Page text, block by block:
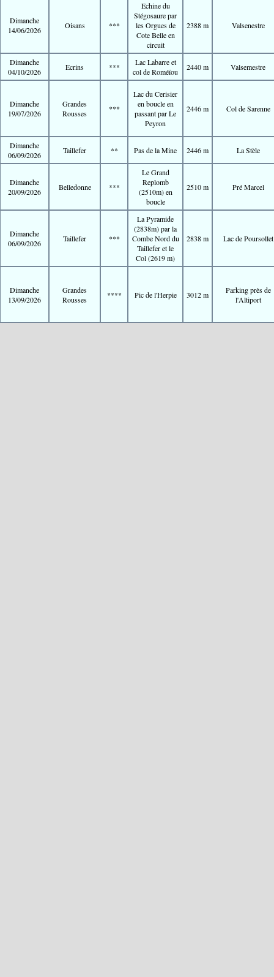
Dimanche
14/06/2026
Oisans ***
Echine du
Stégosaure par
les Orgues de
Cote Belle en
circuit
2388 m Valsenestre
Dimanche
04/10/2026
Ecrins ***
Lac Labarre et
col de Roméïou
2440 m Valsemestre
Dimanche
19/07/2026
Grandes
Rousses
***
Lac du Cerisier
en boucle en
passant par Le
Peyron
2446 m Col de Sarenne
Dimanche
06/09/2026
Taillefer ** Pas de la Mine 2446 m La Stèle
Dimanche
20/09/2026
Belledonne ***
Le Grand
Replomb
(2510m) en
boucle
2510 m Pré Marcel
Dimanche
06/09/2026
Taillefer ***
La Pyramide
(2838m) par la
Combe Nord du
Taillefer et le
Col (2619 m)
2838 m Lac de Poursollet
Dimanche
13/09/2026
Grandes
Rousses
**** Pic de l'Herpie 3012 m
Parking près de
l'Altiport